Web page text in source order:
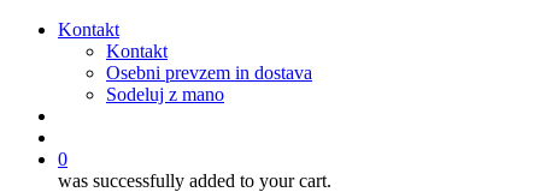
Kontakt
Kontakt
Osebni prevzem in dostava
Sodeluj z mano
0
was successfully added to your cart.